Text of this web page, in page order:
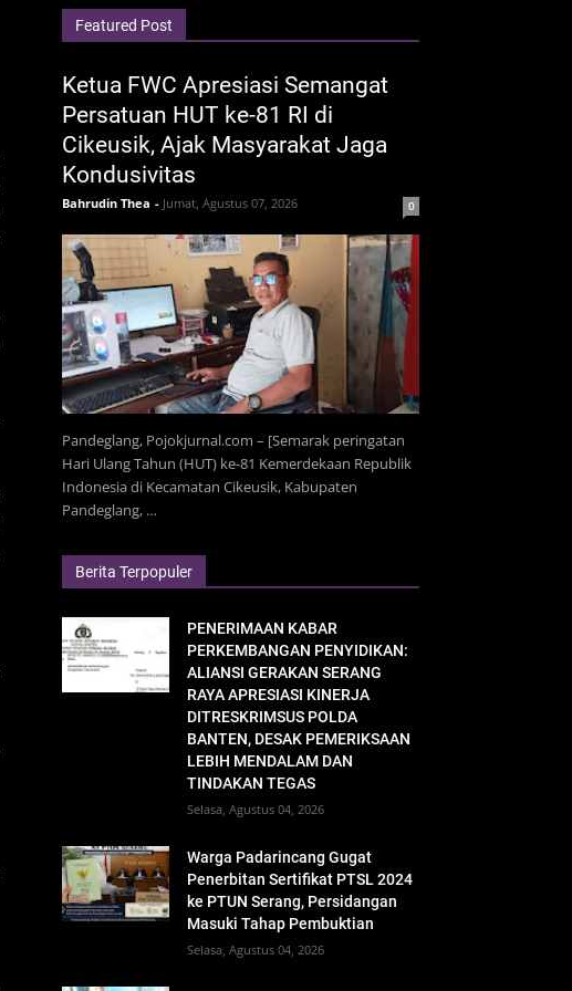
Featured Post
Ketua FWC Apresiasi Semangat
Persatuan HUT ke-81 RI di
Cikeusik, Ajak Masyarakat Jaga
Kondusivitas
Bahrudin Thea - Jumat, Agustus 07, 2026 0
Pandeglang, Pojokjurnal.com – [Semarak peringatan
Hari Ulang Tahun (HUT) ke-81 Kemerdekaan Republik
Indonesia di Kecamatan Cikeusik, Kabupaten
Pandeglang, …
Berita Terpopuler
PENERIMAAN KABAR
PERKEMBANGAN PENYIDIKAN:
ALIANSI GERAKAN SERANG
RAYA APRESIASI KINERJA
DITRESKRIMSUS POLDA
BANTEN, DESAK PEMERIKSAAN
LEBIH MENDALAM DAN
TINDAKAN TEGAS
Selasa, Agustus 04, 2026
Warga Padarincang Gugat
Penerbitan Sertifikat PTSL 2024
ke PTUN Serang, Persidangan
Masuki Tahap Pembuktian
Selasa, Agustus 04, 2026